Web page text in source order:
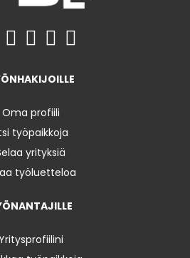
Oma profiili
työpaikkoja
yrityksiä
työluetteloa